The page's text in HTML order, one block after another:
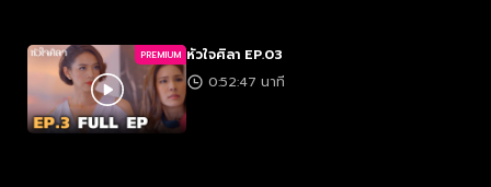
PREMIUM หัวใจศิลา EP.03
0:52:47 นาที